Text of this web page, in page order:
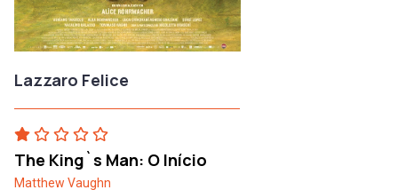
Lazzaro Felice
The King`s Man: O Início
Matthew Vaughn